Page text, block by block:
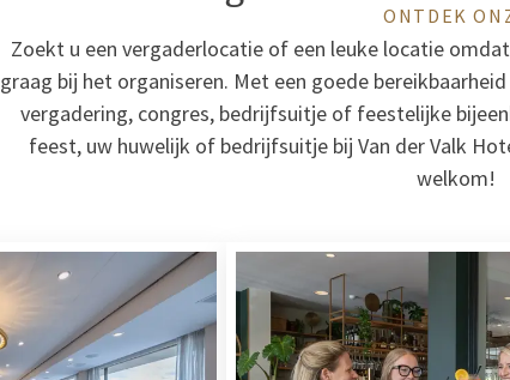
ONTDEK
Zoekt u een vergaderlocatie of een leuke locatie
graag bij het organiseren. Met een goede
vergadering, congres, bedrijfsuitje of feestelijke
feest, uw huwelijk of bedrijfsuitje bij Van der Valk
welkom!